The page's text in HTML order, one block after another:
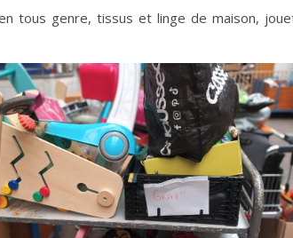
tous genre, tissus et linge de maison,